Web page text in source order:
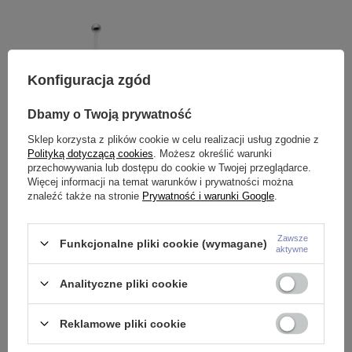
Kolczyk do pępka dla kobiet w
ciąży fioletowe serduszko - KP-
046
23,99 zł
Tytanowa nakrętka z białą
cyrkonia- TNA-066
Zadaj pytanie a my odpowiemy
niezwłocznie, najciekawsze
ZADAJ PYTANIE
Konfiguracja zgód
Dbamy o Twoją prywatność
Sklep korzysta z plików cookie w celu realizacji usług zgodnie z
Polityką dotyczącą cookies . Możesz określić warunki
przechowywania lub dostępu do cookie w Twojej przeglądarce.
Więcej informacji na temat warunków i prywatności można
znaleźć także na stronie Prywatność i warunki Google
Funkcjonalne pliki cookie (wymagane)
Zawsze
aktywne
Analityczne pliki cookie
Reklamowe pliki cookie